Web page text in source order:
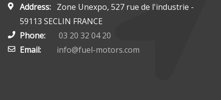
Address: Zone Unexpo, 527 rue de l'industrie -
59113 SECLIN FRANCE
Phone:
03 20 32 04 20
Email:
info@fuel-motors.com